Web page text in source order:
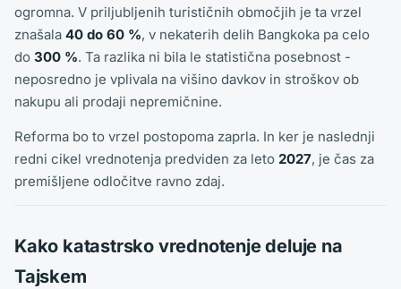
ogromna. V priljubljenih turističnih območjih je ta vrzel
znašala 40 do 60 %, v nekaterih delih Bangkoka pa celo
do 300 %. Ta razlika ni bila le statistična posebnost -
neposredno je vplivala na višino davkov in stroškov ob
nakupu ali prodaji nepremičnine.
Reforma bo to vrzel postopoma zaprla. In ker je naslednji
redni cikel vrednotenja predviden za leto 2027, je čas za
premišljene odločitve ravno zdaj.
Kako katastrsko vrednotenje deluje na
Tajskem